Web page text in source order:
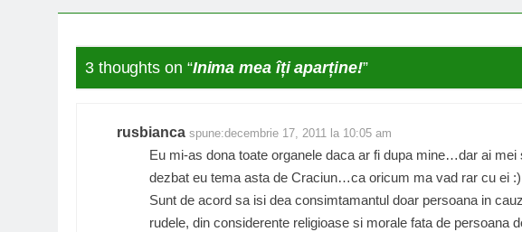
3 thoughts on “Inima mea îți aparține!”
rusbianca spune:decembrie 17, 2011 la 10:05 am
Eu mi-as dona toate organele daca ar fi dupa mine…dar ai
dezbat eu tema asta de Craciun…ca oricum ma vad rar cu ei
Sunt de acord sa isi dea consimtamantul doar persoana in
rudele, din considerente religioase si morale fata de persoana